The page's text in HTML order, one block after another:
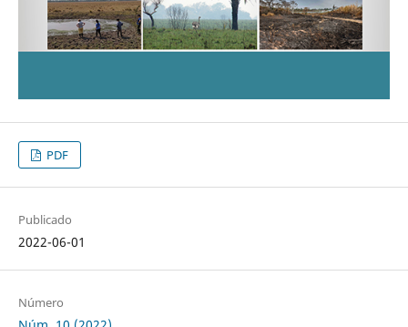
PDF
Publicado
2022-06-01
Número